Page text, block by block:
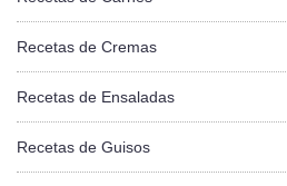
Recetas de Cremas
Recetas de Ensaladas
Recetas de Guisos